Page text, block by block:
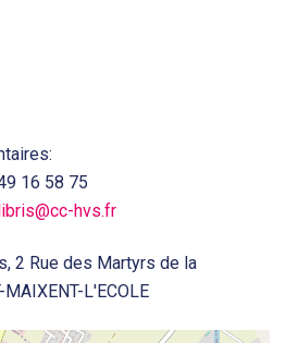
16 58 75
hvs.fr
2 Rue des Martyrs de la
L'ECOLE